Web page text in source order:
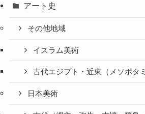
アート史
その他地域
イスラム美術
古代エジプト・近東（メソポタ
日本美術